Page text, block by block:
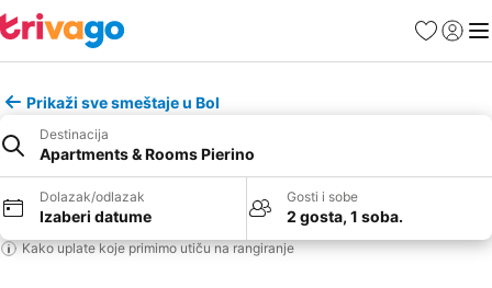
FavoritiPrijavi
Prikaži sve smeštaje u Bol
Destinacija
Apartments & Rooms Pierino
Dolazak/odlazak
Izaberi datume
Gosti i sobe
2 gosta, 1 soba.
Kako uplate koje primimo utiču na rangiranje